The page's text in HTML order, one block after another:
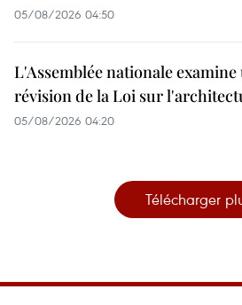
05/08/2026 04:50
L'Assemblée nationale examine
révision de la Loi sur
05/08/2026 04:20
Télécharger